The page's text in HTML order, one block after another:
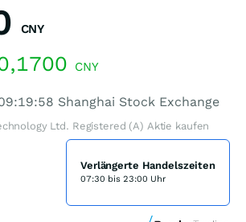
CNY
CNY
Shanghai Stock Exchange
Ltd. Registered (A) Aktie kaufen
Verlängerte Handelszeiten
07:30 bis 23:00 Uhr